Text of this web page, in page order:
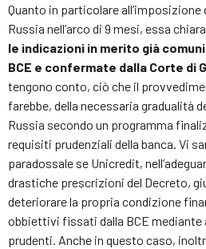
Quanto in particolare all’imposizione
Russia nell’arco di 9 mesi, essa
le indicazioni in merito già
BCE e confermate dalla Corte di
tengono conto, ciò che il
farebbe, della necessaria gradualità
Russia secondo un programma
requisiti prudenziali della banca. Vi
paradossale se Unicredit,
drastiche prescrizioni del Decreto,
deteriorare la propria condizione
obbiettivi fissati dalla BCE mediante
prudenti. Anche in questo caso,